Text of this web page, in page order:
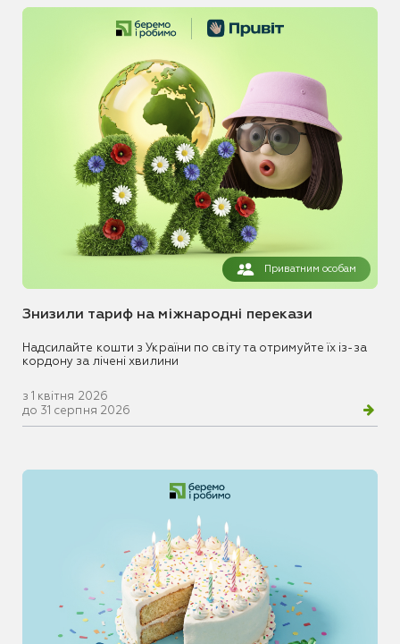
Приватним особам
Знизили тариф на міжнародні перекази
Надсилайте кошти з України по світу та отримуйте їх із-за
кордону за лічені хвилини
з 1 квітня 2026
до 31 серпня 2026